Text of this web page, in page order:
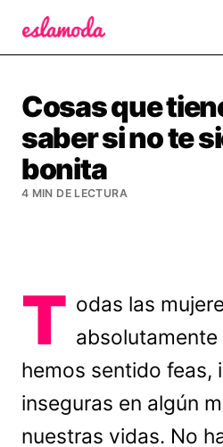
Cosas que
saber si no te
bonita
4 MIN DE LECTURA
T odas las
hemos sentido feas,
inseguras en algún
nuestras vidas. No